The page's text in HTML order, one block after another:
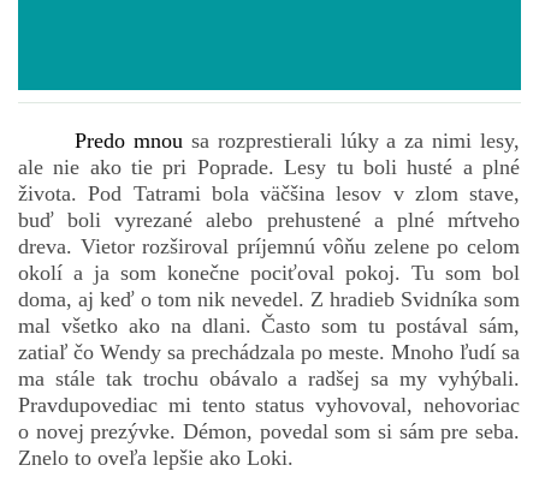
VÍLA NA BRONZOVEJ ULICI
VLČÍ MOR
bludicka.cirezlo@gmail.com
Príbehy a poviedky na tejto stránke sú duševným
vlastníctvom autorov. Všetky práva vyhradené.
Predo mnou sa rozprestierali lúky a za nimi lesy,
ale nie ako tie pri Poprade. Lesy tu boli husté a plné
života. Pod Tatrami bola väčšina lesov v zlom stave,
buď boli vyrezané alebo prehustené a plné mŕtveho
dreva. Vietor rozširoval príjemnú vôňu zelene po celom
okolí a ja som konečne pociťoval pokoj. Tu som bol
doma, aj keď o tom nik nevedel. Z hradieb Svidníka som
mal všetko ako na dlani. Často som tu postával sám,
zatiaľ čo Wendy sa prechádzala po meste. Mnoho ľudí sa
ma stále tak trochu obávalo a radšej sa my vyhýbali.
Pravdupovediac mi tento status vyhovoval, nehovoriac
o novej prezývke. Démon, povedal som si sám pre seba.
Znelo to oveľa lepšie ako Loki.